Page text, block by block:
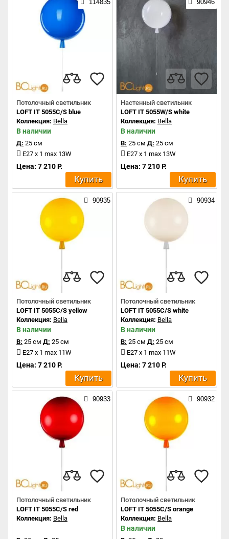
114835
Потолочный светильник
LOFT IT 5055C/S blue
Коллекция: Bella
В наличии
Д: 25 см
E27 x 1 max 13W
Цена: 7 210 Р.
Купить
90946
Настенный светильник
LOFT IT 5055W/S white
Коллекция: Bella
В наличии
В: 25 см Д: 25 см
E27 x 1 max 13W
Цена: 7 210 Р.
Купить
90935
Потолочный светильник
LOFT IT 5055C/S yellow
Коллекция: Bella
В наличии
В: 25 см Д: 25 см
E27 x 1 max 11W
Цена: 7 210 Р.
Купить
90934
Потолочный светильник
LOFT IT 5055C/S white
Коллекция: Bella
В наличии
В: 25 см Д: 25 см
E27 x 1 max 11W
Цена: 7 210 Р.
Купить
90933
Потолочный светильник
LOFT IT 5055C/S red
Коллекция: Bella
90932
Потолочный светильник
LOFT IT 5055C/S orange
Коллекция: Bella
В наличии